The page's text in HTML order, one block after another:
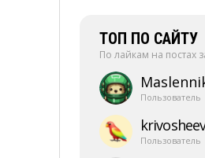
ТОП ПО САЙТУ
По лайкам на постах
Пользователь
Пользователь